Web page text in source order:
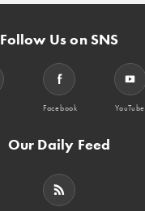
Follow Us on SNS
Facebook YouTube
Our Daily Feed